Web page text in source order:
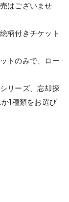
はございませ
柄付きチケット
トのみで、ロー
リーズ、忘却探
1種類をお選び